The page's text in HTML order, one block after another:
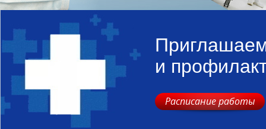
и
Расписание работы